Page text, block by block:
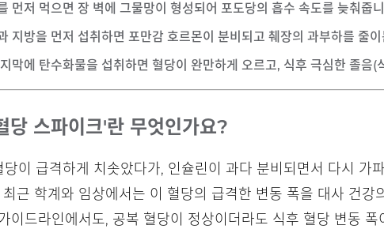
먼저 먹으면 장 벽에 그물망이 형성되어 포도당의 흡수 속도를 늦춰줍
지방을 먼저 섭취하면 포만감 호르몬이 분비되고 췌장의 과부하를 줄
막에 탄수화물을 섭취하면 혈당이 완만하게 오르고, 식후 극심한 졸음(
당 스파이크'란 무엇인가요?
이 급격하게 치솟았다가, 인슐린이 과다 분비되면서 다시 가
근 학계와 임상에서는 이 혈당의 급격한 변동 폭을 대사 건강
드라인에서도, 공복 혈당이 정상이더라도 식후 혈당 변동 폭